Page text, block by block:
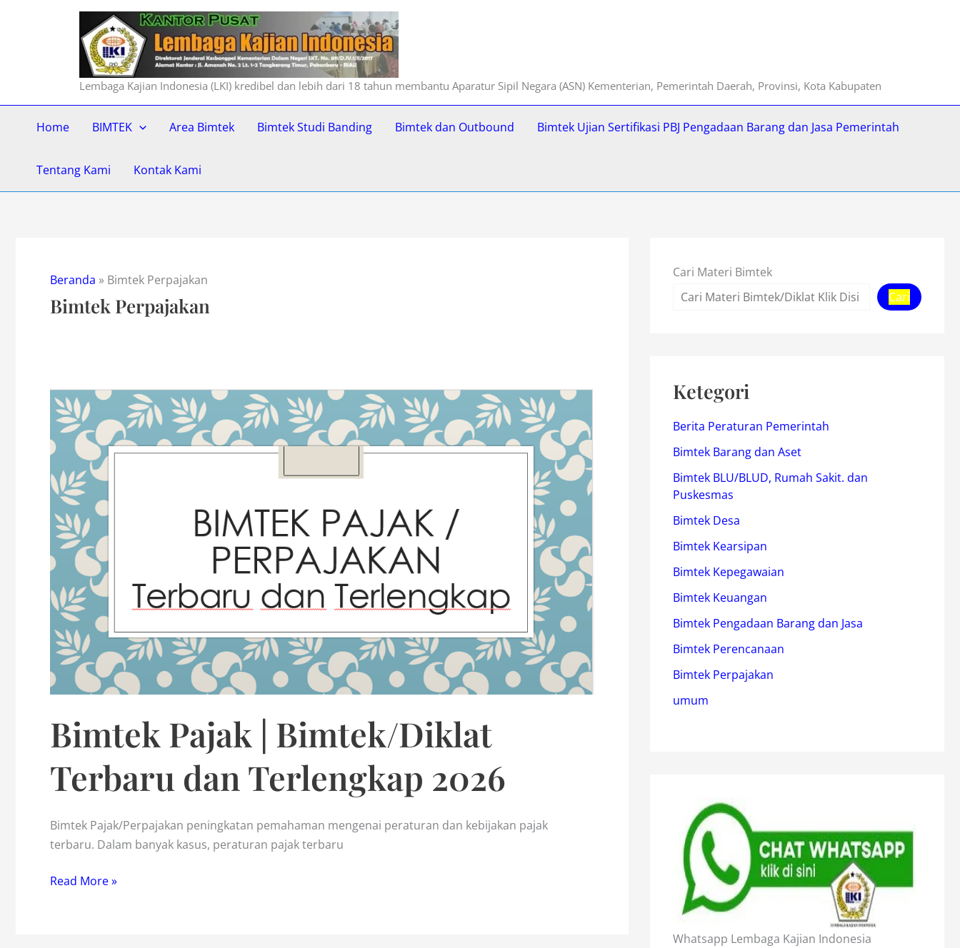
Lembaga Kajian Indonesia (LKI) kredibel dan lebih dari 18 tahun membantu Aparatur Sipil Negara (ASN) Kementerian, Pemerintah Daerah, Provinsi, Kota Kabupaten
Home BIMTEK Area Bimtek Bimtek Studi Banding Bimtek dan Outbound Bimtek Ujian Sertifikasi PBJ Pengadaan Barang dan Jasa Pemerintah
Tentang Kami Kontak Kami
Beranda » Bimtek Perpajakan
Bimtek Perpajakan
Bimtek Pajak | Bimtek/Diklat
Terbaru dan Terlengkap 2026
Bimtek Pajak/Perpajakan peningkatan pemahaman mengenai peraturan dan kebijakan pajak
terbaru. Dalam banyak kasus, peraturan pajak terbaru
Bimtek
Read More »
Cari Materi Bimtek
Cari
Ketegori
Berita Peraturan Pemerintah
Bimtek Barang dan Aset
Bimtek BLU/BLUD, Rumah Sakit. dan
Puskesmas
Bimtek Desa
Bimtek Kearsipan
Bimtek Kepegawaian
Bimtek Keuangan
Bimtek Pengadaan Barang dan Jasa
Bimtek Perencanaan
Bimtek Perpajakan
umum
Whatsapp Lembaga Kajian Indonesia